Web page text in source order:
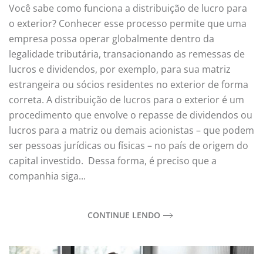
Você sabe como funciona a distribuição de lucro para
o exterior? Conhecer esse processo permite que uma
empresa possa operar globalmente dentro da
legalidade tributária, transacionando as remessas de
lucros e dividendos, por exemplo, para sua matriz
estrangeira ou sócios residentes no exterior de forma
correta. A distribuição de lucros para o exterior é um
procedimento que envolve o repasse de dividendos ou
lucros para a matriz ou demais acionistas – que podem
ser pessoas jurídicas ou físicas – no país de origem do
capital investido. Dessa forma, é preciso que a
companhia siga...
CONTINUE LENDO